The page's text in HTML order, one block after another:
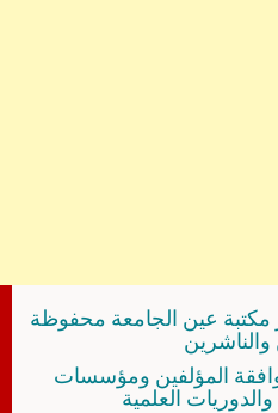
عين الجامعة محفوظة
والناشرين
المؤلفين ومؤسسات
العلمية